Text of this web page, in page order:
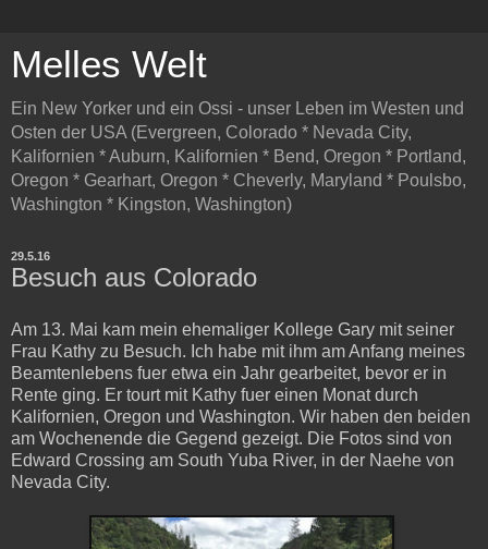
Melles Welt
Ein New Yorker und ein Ossi - unser Leben im Westen und
Osten der USA (Evergreen, Colorado * Nevada City,
Kalifornien * Auburn, Kalifornien * Bend, Oregon * Portland,
Oregon * Gearhart, Oregon * Cheverly, Maryland * Poulsbo,
Washington * Kingston, Washington)
29.5.16
Besuch aus Colorado
Am 13. Mai kam mein ehemaliger Kollege Gary mit seiner
Frau Kathy zu Besuch. Ich habe mit ihm am Anfang meines
Beamtenlebens fuer etwa ein Jahr gearbeitet, bevor er in
Rente ging. Er tourt mit Kathy fuer einen Monat durch
Kalifornien, Oregon und Washington. Wir haben den beiden
am Wochenende die Gegend gezeigt. Die Fotos sind von
Edward Crossing am South Yuba River, in der Naehe von
Nevada City.